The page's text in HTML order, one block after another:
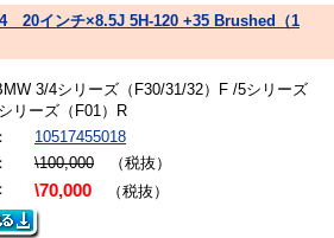
20インチ×8.5J 5H-120 +35 Brushed（1
3/4シリーズ（F30/31/32）F /5シリーズ
リーズ（F01）R
：
10517455018
： \100,000 （税抜）
： \70,000 （税抜）